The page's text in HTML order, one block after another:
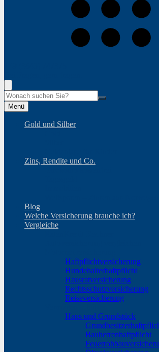
Suche
Menü
Gold und Silber
Zins, Rendite und Co.
Blog
Welche Versicherung brauche ich?
Vergleiche
Haftpflichtversicherung
Hundehalterhaftpflicht
Hausratversicherung
Rechtsschutzversicherung
Reiseversicherung
Haus und Grundstück
Bauherrenhaftpflicht